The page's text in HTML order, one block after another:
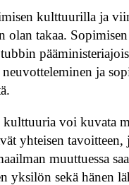
kulttuurilla ja
olan takaa.
ja
kulttuuria voi kuvata
yhteisen
muuttuessa
yksilön sekä hänen